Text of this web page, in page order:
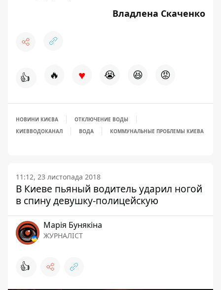
Владлена Скаченко
👍 🔥 ♥ 😭 😆 😡
НОВИНИ КИЄВА
ОТКЛЮЧЕНИЕ ВОДЫ
КИЕВВОДОКАНАЛ
ВОДА КОММУНАЛЬНЫЕ ПРОБЛЕМЫ КИЕВА
11:12, 23 листопада 2018
В Киеве пьяный водитель ударил ногой
в спину девушку-полицейскую
Марія Бунякіна
ЖУРНАЛІСТ
👍